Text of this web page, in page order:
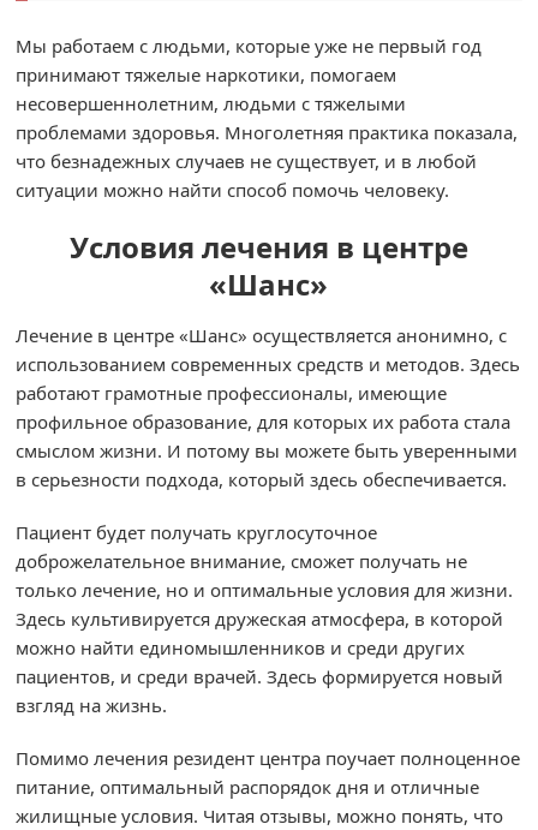
Мы работаем с людьми, которые уже не первый год
принимают тяжелые наркотики, помогаем
несовершеннолетним, людьми с тяжелыми
проблемами здоровья. Многолетняя практика показала,
что безнадежных случаев не существует, и в любой
ситуации можно найти способ помочь человеку.
Условия лечения в центре
«Шанс»
Лечение в центре «Шанс» осуществляется анонимно, с
использованием современных средств и методов. Здесь
работают грамотные профессионалы, имеющие
профильное образование, для которых их работа стала
смыслом жизни. И потому вы можете быть уверенными
в серьезности подхода, который здесь обеспечивается.
Пациент будет получать круглосуточное
доброжелательное внимание, сможет получать не
только лечение, но и оптимальные условия для жизни.
Здесь культивируется дружеская атмосфера, в которой
можно найти единомышленников и среди других
пациентов, и среди врачей. Здесь формируется новый
взгляд на жизнь.
Помимо лечения резидент центра поучает полноценное
питание, оптимальный распорядок дня и отличные
жилищные условия. Читая отзывы, можно понять, что